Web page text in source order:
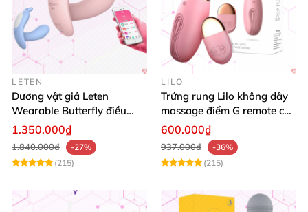
LETEN
Dương vật giả Leten
Wearable Butterfly điều
khiển app bluetooth 16 chế
1.350.000₫
1.840.000₫
-27%
(215)
LILO
Trứng rung Lilo không dây
massage điểm G remote cao
cấp USB
600.000₫
937.000₫
-36%
(215)